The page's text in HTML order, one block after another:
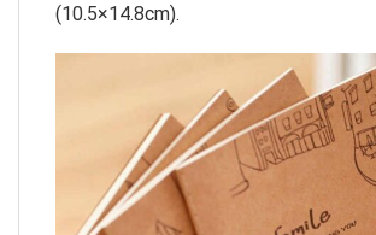
(10.5×14.8cm).